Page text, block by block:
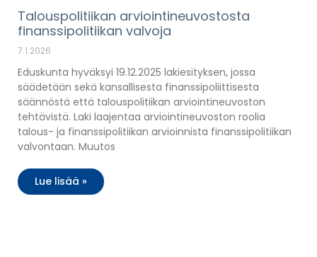
Talouspolitiikan arviointineuvostosta
finanssipolitiikan valvoja
7.1.2026
Eduskunta hyväksyi 19.12.2025 lakiesityksen, jossa
säädetään sekä kansallisesta finanssipoliittisesta
säännöstä että talouspolitiikan arviointineuvoston
tehtävistä. Laki laajentaa arviointineuvoston roolia
talous- ja finanssipolitiikan arvioinnista finanssipolitiikan
valvontaan. Muutos
Lue lisää »